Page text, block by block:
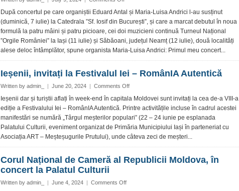
excepție
Filarmonicii
Grădina
Palas
Eduard
Antal
și
Maria-
Luisa
pe
12
pe
o
orgă
oferită
de
I
După concertul pe care organiștii Eduard Antal și Maria-Luisa Andrici l-au susținut
(duminică, 7 iulie) la Catedrala ”Sf. Iosif din București”, și care a marcat debutul în noua
formulă la patru mâini și patru picioare, cei doi muzicieni continuă Turneul Național
”Orgile României” la Iași (11 iulie) și Săbăoani, județul Neamț (12 iulie), două localități
alese deloc întâmplător, spune organista Maria-Luisa Andrici: Primul meu concert...
Ieșenii, invitați la Festivalul Iei – RomânIA Autentică
Written by admin_ | June 20, 2024 | Comments Offon
invitați
la
Festivalul
Iei
–
Ieșenii dar și turiștii aflați în week-end în capitala Moldovei sunt invitați la cea de-a VIII-a
ediție a Festivalului Iei – RomânIA Autentică. Printre activitățile incluse în cadrul acestei
manifestări se numără „Târgul meșterilor populari” (22 – 24 iunie pe esplanada
Palatului Culturii, eveniment organizat de Primăria Municipiului Iași în parteneriat cu
Asociația ART – Meșteșugurile Prutului), unde câteva zeci de meșteri...
Corul Național de Cameră al Republicii Moldova, în
concert la Palatul Culturii
Written by admin_ | June 4, 2024 | Comments Offon